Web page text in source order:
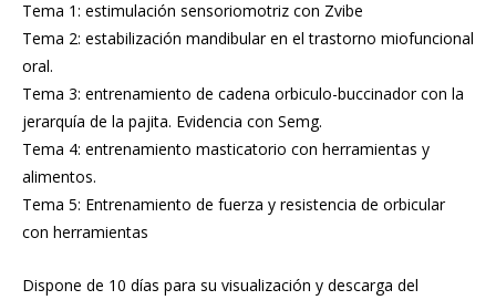
Tema 1: estimulación sensoriomotriz con Zvibe
Tema 2: estabilización mandibular en el trastorno miofuncional
oral.
Tema 3: entrenamiento de cadena orbiculo-buccinador con la
jerarquía de la pajita. Evidencia con Semg.
Tema 4: entrenamiento masticatorio con herramientas y
alimentos.
Tema 5: Entrenamiento de fuerza y resistencia de orbicular
con herramientas
Dispone de 10 días para su visualización y descarga del